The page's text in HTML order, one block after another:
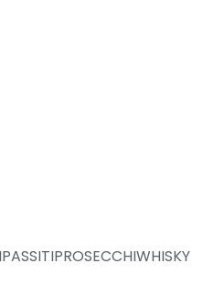
PASSITIPROSECCHIWHISKY